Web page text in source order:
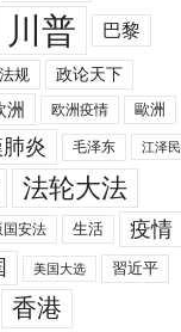
川普 巴黎
规
政论天下
洲 欧洲疫情 歐洲
炎 毛泽东 江泽民
法轮大法
国安法 生活 疫情
美国大选 習近平
香港